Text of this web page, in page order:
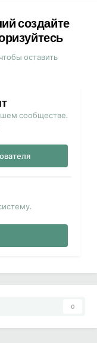
создайте
оставить
сообществе.
0